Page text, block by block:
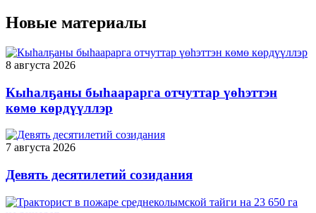
Новые материалы
8 августа 2026
Кыһалҕаны быһаарарга отчуттар үөһэттэн
көмө көрдүүллэр
7 августа 2026
Девять десятилетий созидания